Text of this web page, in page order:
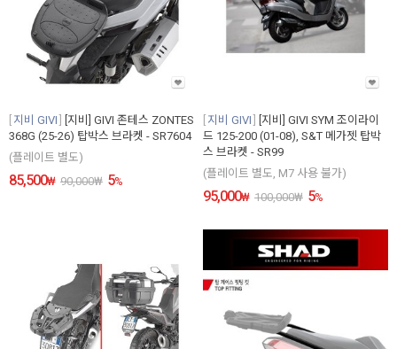
지비 GIVI
[지비] GIVI 존테스 ZONTES
368G (25-26) 탑박스 브라켓 - SR7604
(플레이트 별도)
85,500₩ 90,000₩ 5%
지비 GIVI
[지비] GIVI SYM 조이라이
드 125-200 (01-08), S&T 메가젯 탑박
스 브라켓 - SR99
(플레이트 별도, M7 사용 불가)
95,000₩ 100,000₩ 5%